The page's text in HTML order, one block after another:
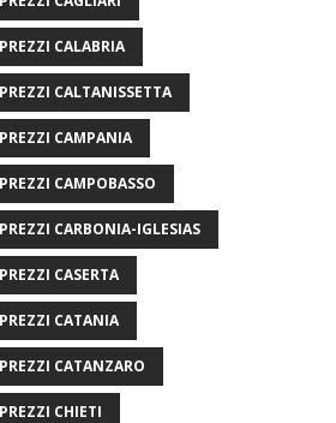
CALABRIA
CALTANISSETTA
CAMPANIA
CAMPOBASSO
CARBONIA-IGLESIAS
CASERTA
CATANIA
CATANZARO
CHIETI